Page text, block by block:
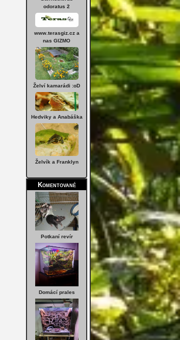
odoratus 2
www.terasgiz.cz a
nas GIZMO
Želví kamarádi :oD
Hedviky a Anabáška
Želvík a Franklyn
Komentované
Potkaní revír
Domácí prales